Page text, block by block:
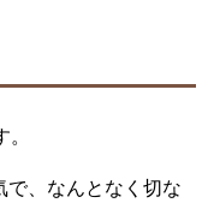
で、なんとなく切な